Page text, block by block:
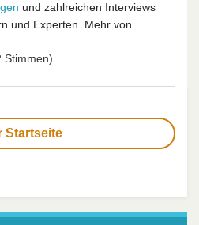
und zahlreichen Interviews
und Experten. Mehr von
Stimmen)
Startseite